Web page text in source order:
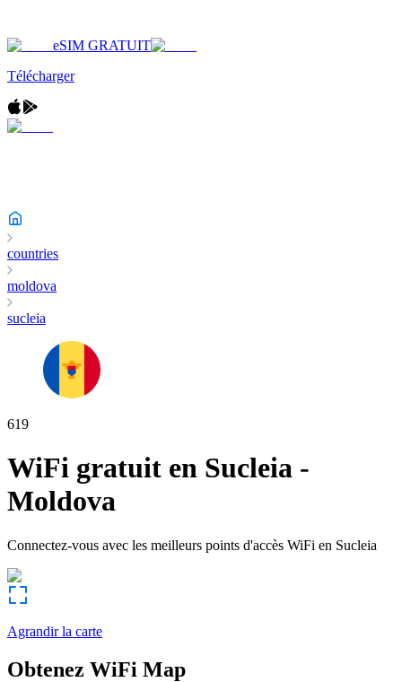
eSIM GRATUIT
Télécharger
countries
moldova
sucleia
619
WiFi gratuit en Sucleia -
Moldova
Connectez-vous avec les meilleurs points d'accès WiFi en Sucleia
Agrandir la carte
Obtenez WiFi Map